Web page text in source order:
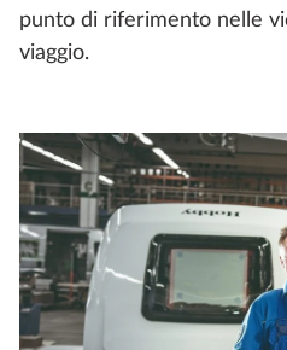
punto di riferimento nelle
viaggio.